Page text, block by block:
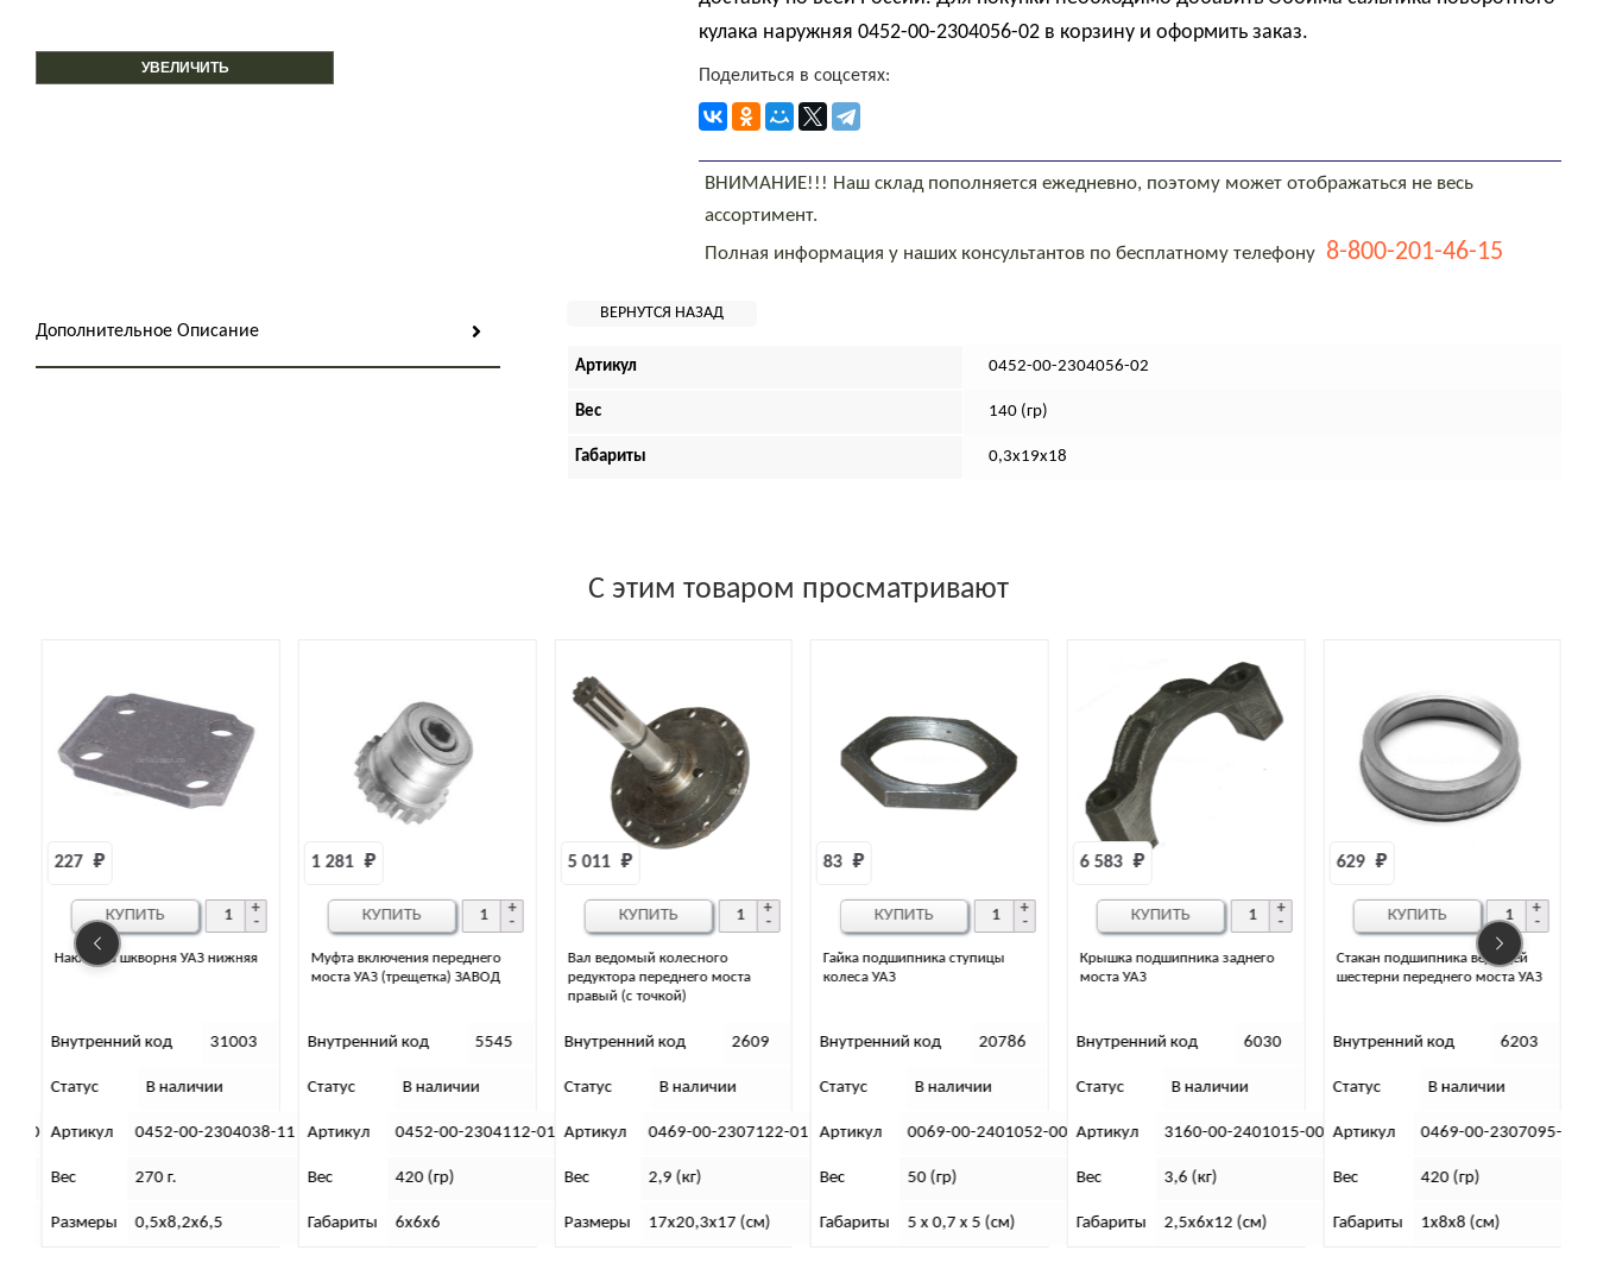
УВЕЛИЧИТЬ
кулака наружняя 0452-00-2304056-02 в корзину и оформить заказ.
Поделиться в соцсетях:
ВНИМАНИЕ!!! Наш склад пополняется ежедневно, поэтому может отображаться не весь
ассортимент.
Полная информация у наших консультантов по бесплатному телефону 8-800-201-46-15
Дополнительное Описание
Артикул 0452-00-2304056-02
Вес 140 (гр)
Габариты 0,3х19х18
С этим товаром просматривают
11
Муфта включения переднего
1 281
Внутренний код 5545
Статус В наличии
Артикул 0452-00-2304112-01
Вес 420 (гр)
Габариты 6х6х6
КУПИТЬ
Вал ведомый колесного
редуктора переднего моста
5 011 ₽
Внутренний код 2609
Статус В наличии
Артикул 0469-00-2307122-01
Вес 2,9 (кг)
Размеры 17х20,3х17 (см)
КУПИТЬ
Гайка подшипника ступицы
колеса УАЗ
83 ₽
Внутренний код 20786
Статус В наличии
Артикул 0069-00-2401052-00
Вес 50 (гр)
Габариты 5 x 0,7 x 5 (см)
КУПИТЬ
Крышка подшипника заднего
моста УАЗ
6 583
Внутренний код 6030
Статус В наличии
Артикул 3160-00-2401015-00
Вес 3,6 (кг)
Габариты 2,5х6х12 (см)
КУПИТЬ
Стакан подшипника ведущей
шестерни переднего моста УАЗ
629 ₽
Внутренний код 6203
Статус В наличии
Артикул 0469-00-2307095-00
Вес 420 (гр)
Габариты 1х8х8 (см)
КУПИТЬ
Гайка крепления подшипника
колесного редуктора левая
170 ₽
Внутренний код 2618
Статус В наличии
Артикул 0469-00-2407139-00
Вес 57 (гр)
Размеры 0,6х7х7 (см)
КУПИТЬ